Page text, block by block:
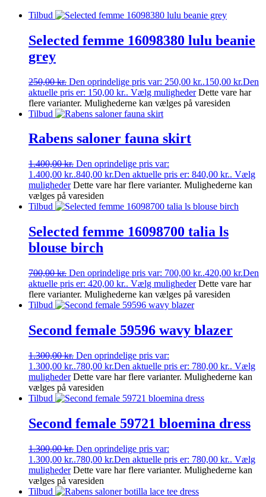
Tilbud
Selected femme 16098380 lulu beanie
grey
250,00kr. Den oprindelige pris var: 250,00 kr..150,00 kr.Den
aktuelle pris er: 150,00 kr.. Vælg muligheder Dette vare har
flere varianter. Mulighederne kan vælges på varesiden
Tilbud
Rabens saloner fauna skirt
1.400,00kr. Den oprindelige pris var:
1.400,00 kr..840,00 kr.Den aktuelle pris er: 840,00 kr.. Vælg
muligheder Dette vare har flere varianter. Mulighederne kan
vælges på varesiden
Tilbud
Selected femme 16098700 talia ls
blouse birch
700,00kr. Den oprindelige pris var: 700,00 kr..420,00 kr.Den
aktuelle pris er: 420,00 kr.. Vælg muligheder Dette vare har
flere varianter. Mulighederne kan vælges på varesiden
Tilbud
Second female 59596 wavy blazer
1.300,00kr. Den oprindelige pris var:
1.300,00 kr..780,00 kr.Den aktuelle pris er: 780,00 kr.. Vælg
muligheder Dette vare har flere varianter. Mulighederne kan
vælges på varesiden
Tilbud
Second female 59721 bloemina dress
1.300,00kr. Den oprindelige pris var:
1.300,00 kr..780,00 kr.Den aktuelle pris er: 780,00 kr.. Vælg
muligheder Dette vare har flere varianter. Mulighederne kan
vælges på varesiden
Tilbud